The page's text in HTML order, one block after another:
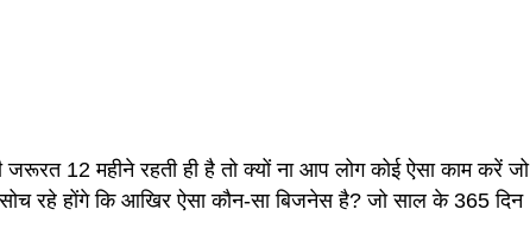
जरूरत 12 महीने रहती ही है तो क्यों ना आप लोग कोई ऐसा काम करें जो
रहे होंगे कि आखिर ऐसा कौन-सा बिजनेस है? जो साल के 365 दिन